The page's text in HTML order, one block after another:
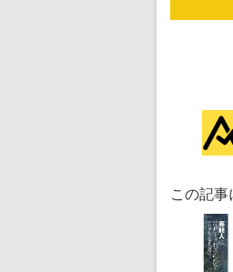
この記